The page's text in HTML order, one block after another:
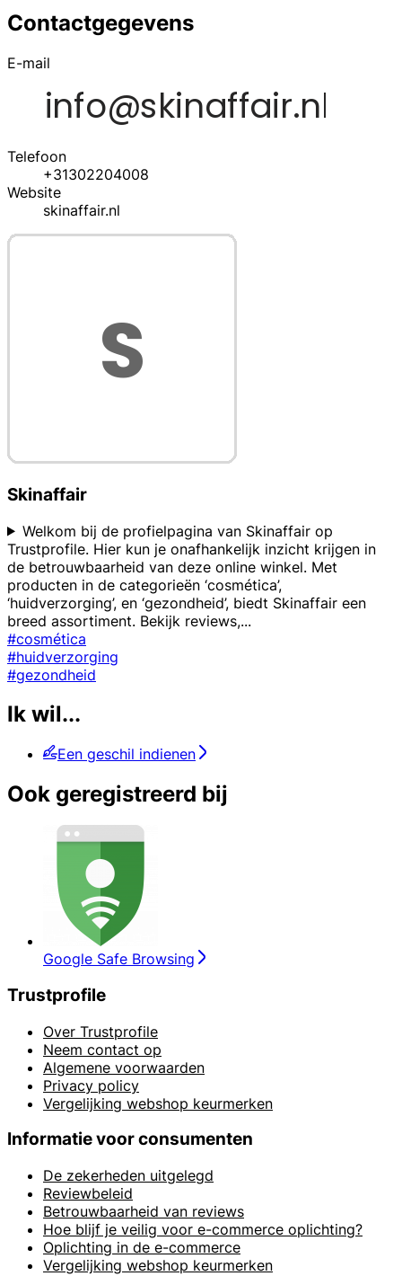
Contactgegevens
E-mail
Telefoon
+31302204008
Website
skinaffair.nl
Skinaffair
Welkom bij de profielpagina van Skinaffair op
Trustprofile. Hier kun je onafhankelijk inzicht krijgen in
de betrouwbaarheid van deze online winkel. Met
producten in de categorieën ‘cosmética’,
‘huidverzorging’, en ‘gezondheid’, biedt Skinaffair een
breed assortiment. Bekijk reviews,...
#cosmética
#huidverzorging
#gezondheid
Ik wil...
Een geschil indienen
Ook geregistreerd bij
Google Safe Browsing
Trustprofile
Over Trustprofile
Neem contact op
Algemene voorwaarden
Privacy policy
Vergelijking webshop keurmerken
Informatie voor consumenten
De zekerheden uitgelegd
Reviewbeleid
Betrouwbaarheid van reviews
Hoe blijf je veilig voor e-commerce oplichting?
Oplichting in de e-commerce
Vergelijking webshop keurmerken